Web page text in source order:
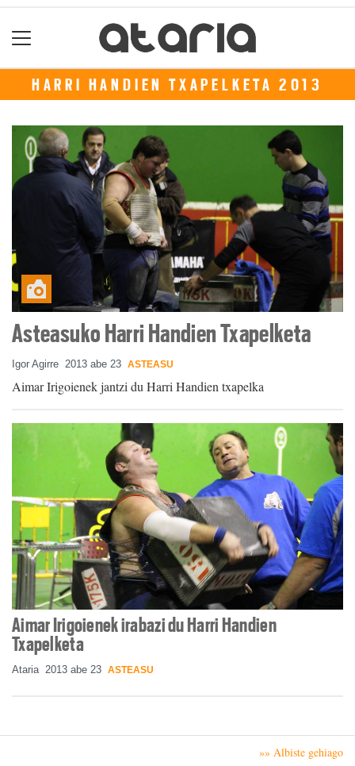
HARRI HANDIEN TXAPELKETA 2013
Asteasuko Harri Handien Txapelketa
Igor Agirre 2013 abe 23 ASTEASU
Aimar Irigoienek jantzi du Harri Handien txapelka
Aimar Irigoienek irabazi du Harri Handien
Txapelketa
Ataria 2013 abe 23 ASTEASU
»» Albiste gehiago